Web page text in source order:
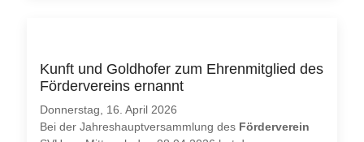
Kunft und Goldhofer zum Ehrenmitglied des
Fördervereins ernannt
Donnerstag, 16. April 2026
Bei der Jahreshauptversammlung des Förderverein